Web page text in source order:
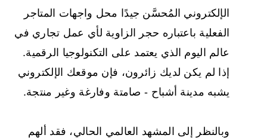
الإلكتروني المُحسَّن جيدًا محل واجهات المتاجر
الفعلية باعتباره حجر الزاوية لأي عمل تجاري في
عالم اليوم الذي يعتمد على التكنولوجيا الرقمية.
إذا لم يكن لديك زائرون، فإن موقعك الإلكتروني
يشبه مدينة أشباح - صامتة وفارغة وغير منتجة.
وبالنظر إلى المشهد العالمي الحالي، فقد ألهم